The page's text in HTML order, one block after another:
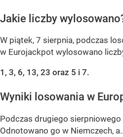
Jakie liczby
W piątek, 7 sierpnia, podczas
w Eurojackpot wylosowano
1, 3, 6, 13, 23 oraz 5 i 7.
Wyniki losowania w
Podczas drugiego
Odnotowano go w Niemczech,